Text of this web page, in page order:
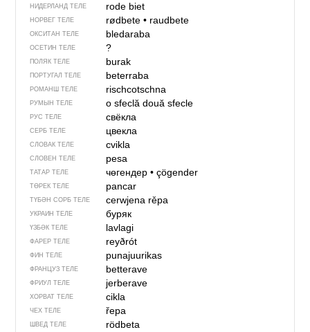
НИДЕРЛАНД ТЕЛЕ rode biet
НОРВЕГ ТЕЛЕ rødbete• raudbete
ОКСИТАН ТЕЛЕ bledaraba
ОСЕТИН ТЕЛЕ ?
ПОЛЯК ТЕЛЕ burak
ПОРТУГАЛ ТЕЛЕ beterraba
РОМАНШ ТЕЛЕ rischcotschna
РУМЫН ТЕЛЕ o sfeclădouă sfecle
РУС ТЕЛЕ свёкла
СЕРБ ТЕЛЕ цвекла
СЛОВАК ТЕЛЕ cvikla
СЛОВЕН ТЕЛЕ pesa
ТАТАР ТЕЛЕ чөгендер• çögender
ТӨРЕК ТЕЛЕ pancar
ТҮБӘН СОРБ ТЕЛЕ cerwjena rěpa
УКРАИН ТЕЛЕ буряк
ҮЗБӘК ТЕЛЕ lavlagi
ФАРЕР ТЕЛЕ reyðrót
ФИН ТЕЛЕ punajuurikas
ФРАНЦУЗ ТЕЛЕ betterave
ФРИУЛ ТЕЛЕ jerberave
ХОРВАТ ТЕЛЕ cikla
ЧЕХ ТЕЛЕ řepa
ШВЕД ТЕЛЕ rödbeta